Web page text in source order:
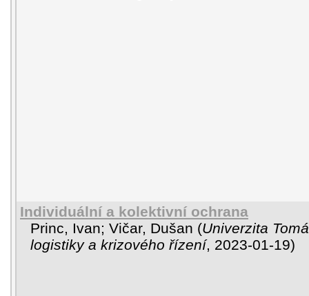
Individuální a kolektivní ochrana
Princ, Ivan; Vičar, Dušan (Univerzita
logistiky a krizového řízení, 2023-01-19)